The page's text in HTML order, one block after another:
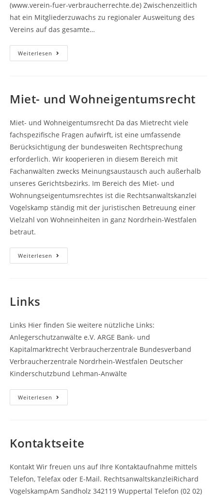
(www.verein-fuer-verbraucherrechte.de) Zwischenzeitlich
hat ein Mitgliederzuwachs zu regionaler Ausweitung des
Vereins auf das gesamte…
Weiterlesen Rechtsanwalt
Richard
Miet- und Wohneigentumsrecht
Miet- und Wohneigentumsrecht Da das Mietrecht viele
fachspezifische Fragen aufwirft, ist eine umfassende
Berücksichtigung der bundesweiten Rechtsprechung
erforderlich. Wir kooperieren in diesem Bereich mit
Fachanwälten zwecks Meinungsaustausch auch außerhalb
unseres Gerichtsbezirks. Im Bereich des Miet- und
Wohnungseigentumsrechtes ist die Rechtsanwaltskanzlei
Vogelskamp ständig mit der juristischen Betreuung einer
Vielzahl von Wohneinheiten in ganz Nordrhein-Westfalen
betraut.
Weiterlesen Miet-
Und
Links
Links Hier finden Sie weitere nützliche Links:
Anlegerschutzanwälte e.V. ARGE Bank- und
Kapitalmarktrecht Verbraucherzentrale Bundesverband
Verbraucherzentrale Nordrhein-Westfalen Deutscher
Kinderschutzbund Lehman-Anwälte
Weiterlesen Links
Kontaktseite
Kontakt Wir freuen uns auf Ihre Kontaktaufnahme mittels
Telefon, Telefax oder E-Mail. RechtsanwaltskanzleiRichard
VogelskampAm Sandholz 342119 Wuppertal Telefon (02 02)